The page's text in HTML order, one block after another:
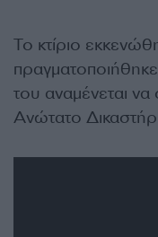
Το κτίριο
του αναμένεται να
Ανώτατο